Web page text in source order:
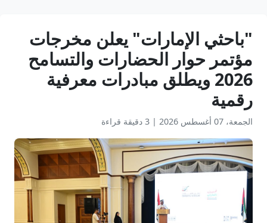
"باحثي الإمارات" يعلن مخرجات
مؤتمر حوار الحضارات والتسامح
2026 ويطلق مبادرات معرفية
رقمية
الجمعة، 07 أغسطس 2026 | 3 دقيقة قراءة